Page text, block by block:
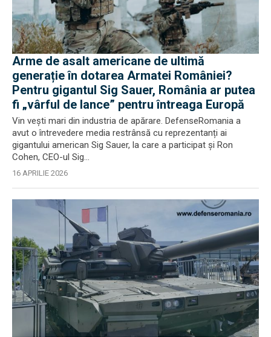
Arme de asalt americane de ultimă
generație în dotarea Armatei României?
Pentru gigantul Sig Sauer, România ar putea
fi „vârful de lance” pentru întreaga Europă
Vin vești mari din industria de apărare. DefenseRomania a
avut o întrevedere media restrânsă cu reprezentanți ai
gigantului american Sig Sauer, la care a participat și Ron
Cohen, CEO-ul Sig...
16 APRILIE 2026